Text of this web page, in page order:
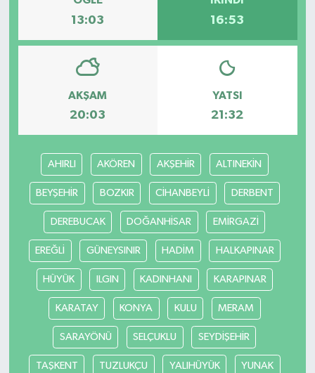
13:03 16:53
AKŞAM
20:03
YATSI
21:32
AHIRLI AKÖREN AKŞEHİR ALTINEKİN
BEYŞEHİR BOZKIR CİHANBEYLİ DERBENT
DEREBUCAK DOĞANHİSAR EMİRGAZİ
EREĞLİ GÜNEYSINIR HADİM HALKAPINAR
HÜYÜK ILGIN KADINHANI KARAPINAR
KARATAY KONYA KULU MERAM
SARAYÖNÜ SELÇUKLU SEYDİŞEHİR
TAŞKENT TUZLUKÇU YALIHÜYÜK YUNAK